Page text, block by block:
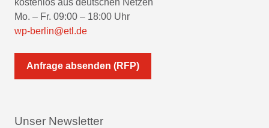
Mo. – Fr. 09:00 – 18:00 Uhr
wp-berlin@etl.de
Anfrage absenden (RFP)
Unser Newsletter